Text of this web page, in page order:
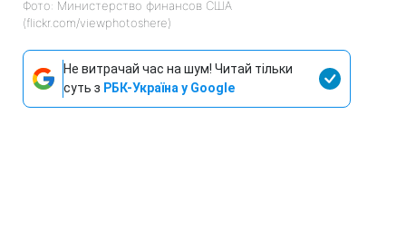
Фото: Министерство финансов США
(flickr.com/viewphotoshere)
Не витрачай час на шум! Читай тільки
суть з РБК-Україна у Google